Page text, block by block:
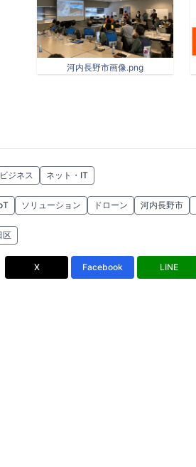
河内長野市画像.png
ジネス ネット・IT
ソリューション ドローン 河内長野市
区
X Facebook LINE